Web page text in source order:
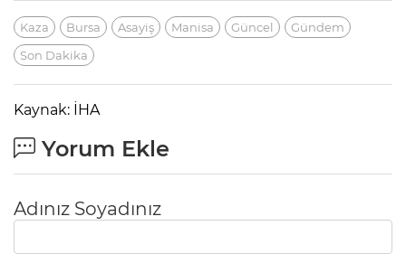
Kaza Bursa Asayiş Manisa Güncel
Gündem
Son Dakika
Kaynak: İHA
Yorum Ekle
Adınız Soyadınız